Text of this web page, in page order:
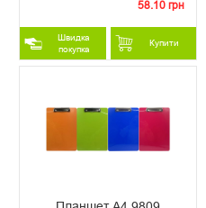
58.10 грн
Швидка
покупка
Купити